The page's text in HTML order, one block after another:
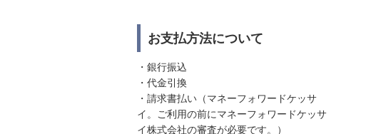
お支払方法について
・銀行振込
・代金引換
・請求書払い（マネーフォワードケッサ
イ。ご利用の前にマネーフォワードケッサ
イ株式会社の審査が必要です。）